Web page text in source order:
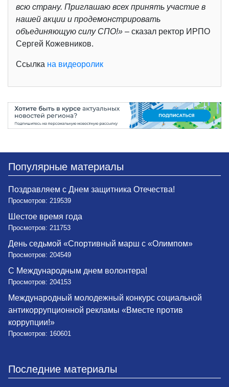
всю страну. Приглашаю всех принять участие в
нашей акции и продемонстрировать
объединяющую силу СПО!» – сказал ректор ИРПО
Сергей Кожевников.
Ссылка на видеоролик
Популярные материалы
Поздравляем с Днем защитника Отечества!
Просмотров: 219539
Шестое время года
Просмотров: 211753
День седьмой «Спортивный марш с «Олимпом»
Просмотров: 204549
С Международным днем волонтера!
Просмотров: 204153
Международный молодежный конкурс социальной
антикоррупционной рекламы «Вместе против
коррупции!»
Просмотров: 160601
Последние материалы